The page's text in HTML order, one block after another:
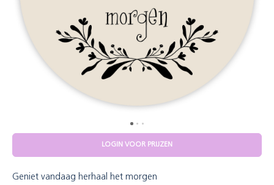
LOGIN VOOR PRIJZEN
Geniet vandaag herhaal het morgen